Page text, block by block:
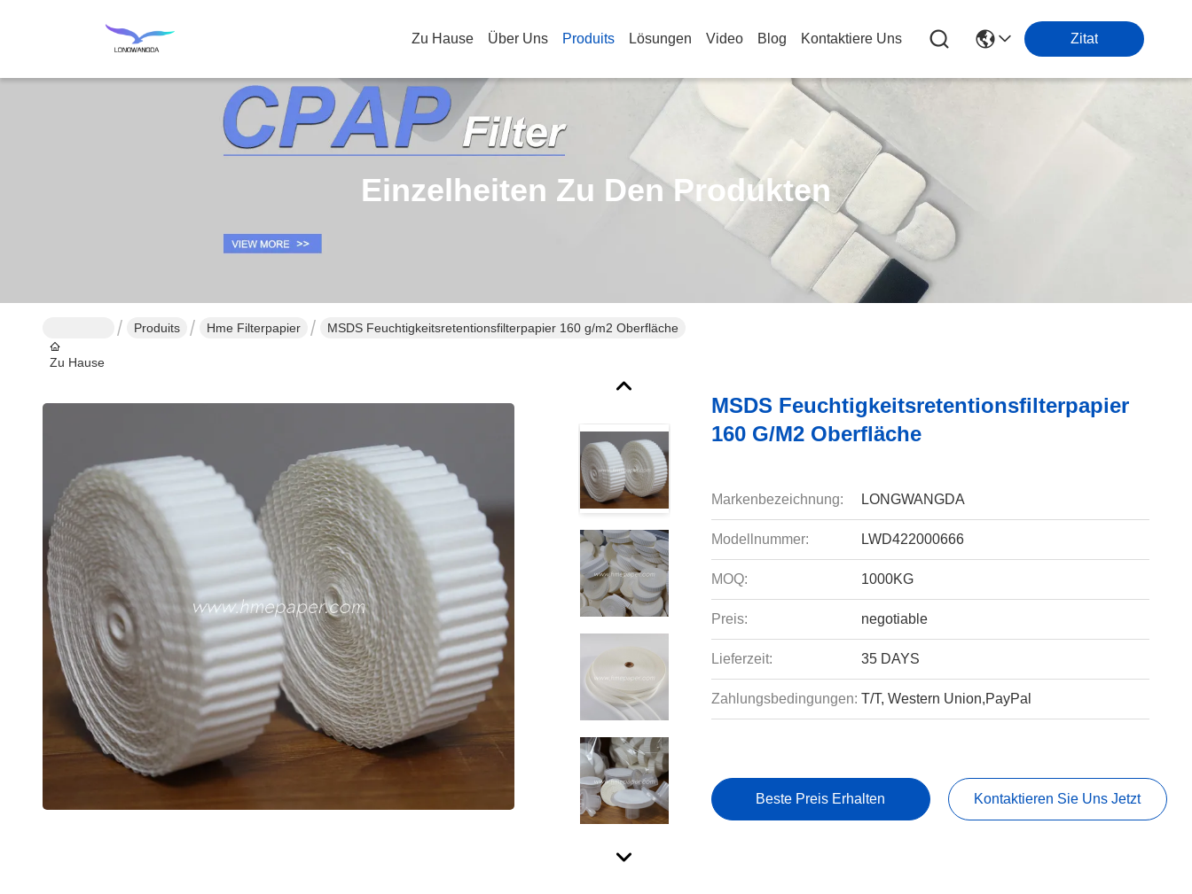
Zu Hause Über Uns Produits Lösungen Video Blog Kontaktiere Uns Zitat
Einzelheiten Zu Den Produkten
Zu Hause
Produits Hme Filterpapier MSDS Feuchtigkeitsretentionsfilterpapier 160 g/m2 Oberfläche
MSDS Feuchtigkeitsretentionsfilterpapier
160 G/m2 Oberfläche
Markenbezeichnung: LONGWANGDA
Modellnummer: LWD422000666
MOQ: 1000KG
Preis: negotiable
Lieferzeit: 35 DAYS
Zahlungsbedingungen: T/T, Western Union,PayPal
Beste Preis Erhalten Kontaktieren Sie Uns Jetzt